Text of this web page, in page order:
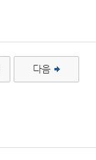
다음